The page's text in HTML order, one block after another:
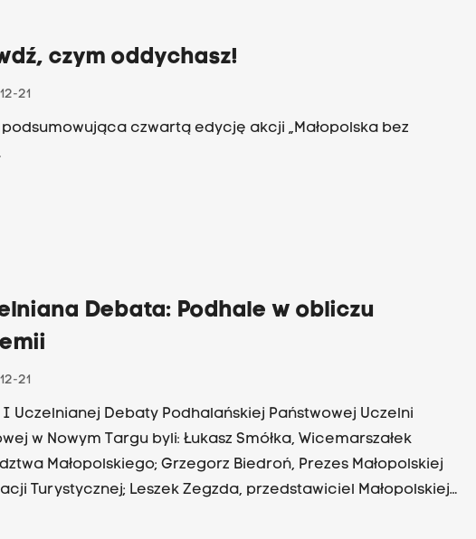
czym oddychasz!
21
czwartą edycję akcji „Małopolska bez
Debata: Podhale w obliczu
21
Uczelnianej Debaty Podhalańskiej Państwowej Uczelni
w Nowym Targu byli: Łukasz Smółka, Wicemarszałek
Małopolskiego; Grzegorz Biedroń, Prezes Małopolskiej
Turystycznej; Leszek Zegzda, przedstawiciel Małopolskiej